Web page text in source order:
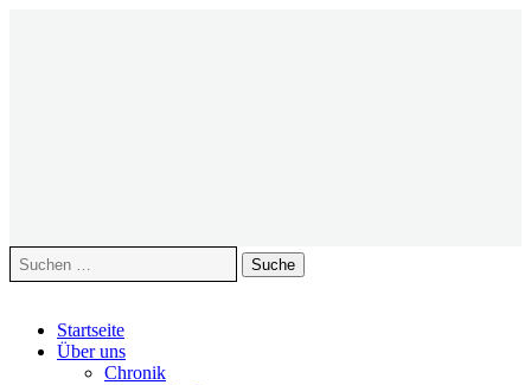
Suche
nach:
Zum
Inhalt
Startseite
Über uns
Chronik